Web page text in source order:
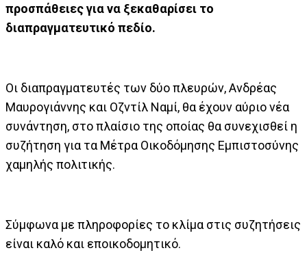
προσπάθειες για να ξεκαθαρίσει το
διαπραγματευτικό πεδίο.
Οι διαπραγματευτές των δύο πλευρών, Ανδρέας
Μαυρογιάννης και Οζντίλ Ναμί, θα έχουν αύριο νέα
συνάντηση, στο πλαίσιο της οποίας θα συνεχισθεί η
συζήτηση για τα Μέτρα Οικοδόμησης Εμπιστοσύνης
χαμηλής πολιτικής.
Σύμφωνα με πληροφορίες το κλίμα στις συζητήσεις
είναι καλό και εποικοδομητικό.